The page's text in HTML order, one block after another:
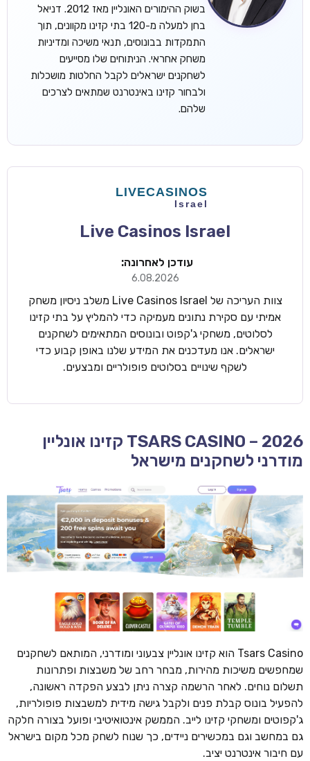
בשוק ההימורים האונליין מאז 2012. דניאל
בחן למעלה מ-120 בתי קזינו מקוונים, תוך
התמקדות בבונוסים, תנאי משיכה ומדיניות
משחק אחראי. הניתוחים שלו מסייעים
לשחקנים ישראלים לקבל החלטות מושכלות
ולבחור קזינו באינטרנט שמתאים לצרכים
שלהם.
Live Casinos Israel
עודכן לאחרונה:
6.08.2026
צוות העריכה של Live Casinos Israel משלב ניסיון משחק
אמיתי עם סקירת נתונים מעמיקה כדי להמליץ על בתי קזינו
לסלוטים, משחקי ג'קפוט ובונוסים המתאימים לשחקנים
ישראלים. אנו מעדכנים את המידע שלנו באופן קבוע כדי
לשקף שינויים בסלוטים פופולריים ומבצעים.
TSARS CASINO – 2026 קזינו אונליין
מודרני לשחקנים מישראל
Tsars Casino הוא קזינו אונליין צבעוני ומודרני, המותאם לשחקנים
שמחפשים משיכות מהירות, מבחר רחב של משבצות ופתרונות
תשלום נוחים. לאחר הרשמה קצרה ניתן לבצע הפקדה ראשונה,
להפעיל בונוס קבלת פנים ולקבל גישה מידית למשבצות פופולריות,
ג'קפוטים ומשחקי קזינו לייב. הממשק אינטואיטיבי ופועל בצורה חלקה
גם במחשב וגם במכשירים ניידים, כך שנוח לשחק מכל מקום בישראל
עם חיבור אינטרנט יציב.